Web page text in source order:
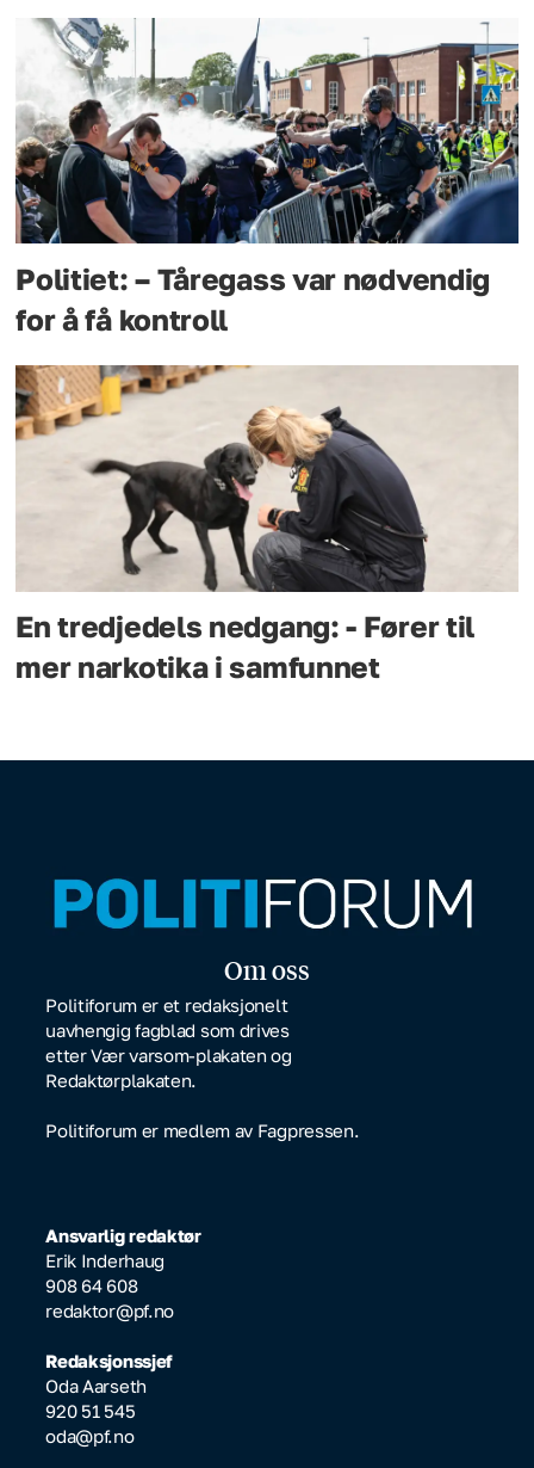
Politiet: – Tåregass var nødvendig
for å få kontroll
En tredjedels nedgang: - Fører til
mer narkotika i samfunnet
Om oss
Politiforum er et redaksjonelt
uavhengig fagblad som drives
etter Vær varsom-plakaten og
Redaktørplakaten.
Politiforum er medlem av Fagpressen.
Ansvarlig redaktør
Erik Inderhaug
908 64 608
redaktor@pf.no
Redaksjonssjef
Oda Aarseth
920 51 545
oda@pf.no